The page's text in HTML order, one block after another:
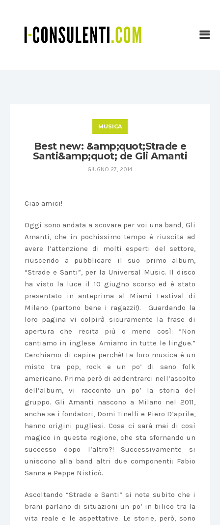
MUSICA
Best new: &amp;quot;Strade e
Santi&amp;quot; de Gli Amanti
GIUGNO 27, 2014
Ciao amici!
Oggi sono andata a scovare per voi una band, Gli
Amanti, che in pochissimo tempo è riuscita ad
avere l’attenzione di molti esperti del settore,
riuscendo a pubblicare il suo primo album,
“Strade e Santi”, per la Universal Music. Il disco
ha visto la luce il 10 giugno scorso ed è stato
presentato in anteprima al Miami Festival di
Milano (partono bene i ragazzi!). Guardando la
loro pagina vi colpirà sicuramente la frase di
apertura che recita più o meno così: “Non
cantiamo in inglese. Amiamo in tutte le lingue.”
Cerchiamo di capire perchè! La loro musica è un
misto tra pop, rock e un po’ di sano folk
americano. Prima però di addentrarci nell’ascolto
dell’album, vi racconto un po’ la storia del
gruppo. Gli Amanti nascono a Milano nel 2011,
anche se i fondatori, Domi Tinelli e Piero D’aprile,
hanno origini pugliesi. Cosa ci sarà mai di così
magico in questa regione, che sta sfornando un
successo dopo l’altro?! Successivamente si
uniscono alla band altri due componenti: Fabio
Sanna e Peppe Nisticò.
Ascoltando “Strade e Santi” si nota subito che i
brani parlano di situazioni un po’ in bilico tra la
vita reale e le aspettative. Le storie, però, sono